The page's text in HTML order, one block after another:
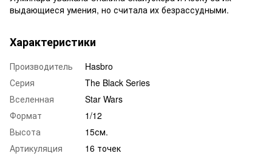
выдающиеся умения, но считала их безрассудными.
Характеристики
Производитель
Hasbro
Серия
The Black Series
Вселенная
Star Wars
Формат
1/12
Высота
15см.
Артикуляция
16 точек